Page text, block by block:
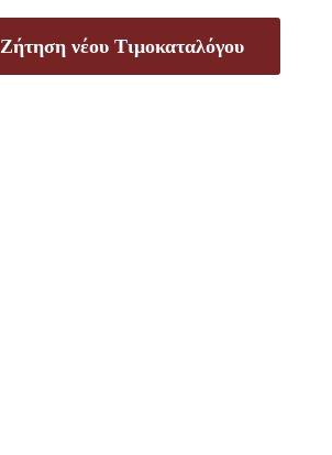
Ζήτηση νέου Τιμοκαταλόγου